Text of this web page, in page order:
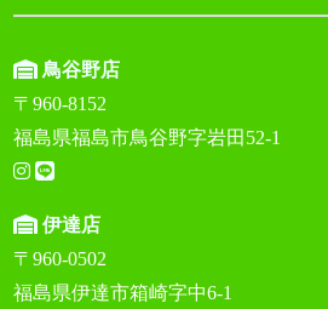
鳥谷野店
〒960-8152
福島県福島市鳥谷野字岩田52-1
伊達店
〒960-0502
福島県伊達市箱崎字中6-1